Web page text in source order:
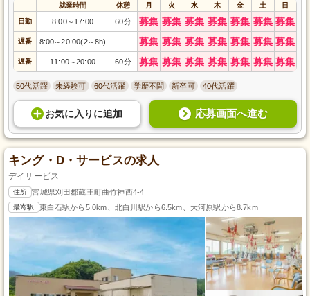
就業時間 休憩 月 火 水 木 金 土 日
日勤 8:00～ 17:00 60分 募集 募集 募集 募集 募集 募集 募集
遅番 8:00～20:00(2～8h) - 募集 募集 募集 募集 募集 募集 募集
遅番 11:00～20:00 60分 募集 募集 募集 募集 募集 募集 募集
50代活躍 未経験可 60代活躍 学歴不問 新卒可 40代活躍
お気に入り に追加 応募画面へ進む
キング・D・サービスの求人
デイサービス
住所 宮城県刈田郡蔵王町曲竹神西4-4
最寄駅 東白石駅から5.0km、北白川駅から6.5km、大河原駅から8.7km